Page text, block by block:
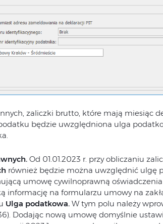
zaliczki brutto, które mają miesiąc
będzie uwzględniona ulga
Od 01.01.2023 r. przy obliczaniu
również będzie można uwzględnić ulgę
umowę cywilnoprawną oświadczenia
informację na formularzu umowy na
Ulga podatkowa. W tym polu należy
Dodając nową umowę domyślnie